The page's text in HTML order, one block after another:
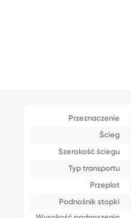
Przeznaczenie
Ścieg
Szerokość ściegu
Typ transportu
Przeplot
Podnośnik stopki